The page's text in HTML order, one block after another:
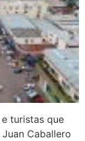
turistas que
Caballero